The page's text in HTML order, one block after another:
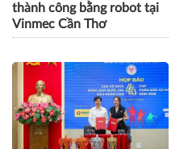
thành công bằng robot tại
Vinmec Cần Thơ